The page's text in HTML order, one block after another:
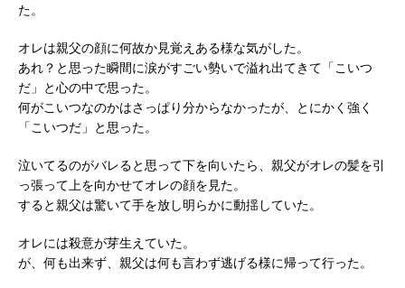
た。
オレは親父の顔に何故か見覚えある様な気がした。
あれ？と思った瞬間に涙がすごい勢いで溢れ出てきて「こいつ
だ」と心の中で思った。
何がこいつなのかはさっぱり分からなかったが、とにかく強く
「こいつだ」と思った。
泣いてるのがバレると思って下を向いたら、親父がオレの髪を引
っ張って上を向かせてオレの顔を見た。
すると親父は驚いて手を放し明らかに動揺していた。
オレには殺意が芽生えていた。
が、何も出来ず、親父は何も言わず逃げる様に帰って行った。